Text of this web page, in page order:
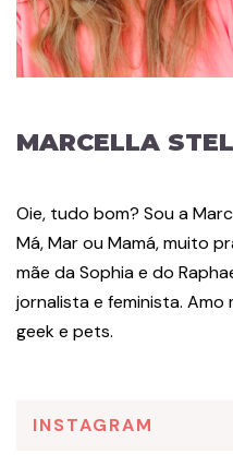
MARCELLA
Oie, tudo bom? Sou a
Má, Mar ou Mamá, muito
mãe da Sophia e do
jornalista e feminista. Amo
geek e pets.
INSTAGRAM